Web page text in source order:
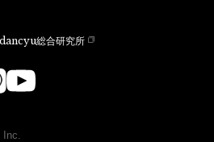
dancyu総合研究所